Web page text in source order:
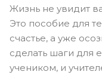
Жизнь не увидит
Это пособие для
счастье, а уже
сделать шаги для
учеником, и